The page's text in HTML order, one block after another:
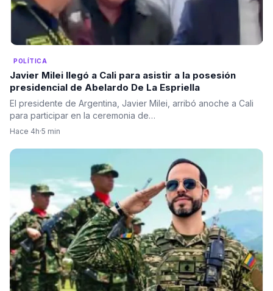
POLÍTICA
Javier Milei llegó a Cali para asistir a la posesión
presidencial de Abelardo De La Espriella
El presidente de Argentina, Javier Milei, arribó anoche a Cali
para participar en la ceremonia de…
Hace 4h·5 min